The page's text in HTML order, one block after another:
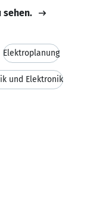
sehen.
Elektroplanung
und Elektronik